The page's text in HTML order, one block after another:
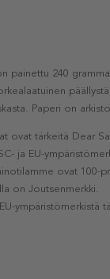
painettu 240
Paperi on
ovat tärkeitä Dear
ja EU-
ovat 100-
on Joutsenmerkki.
ympäristömerkistä